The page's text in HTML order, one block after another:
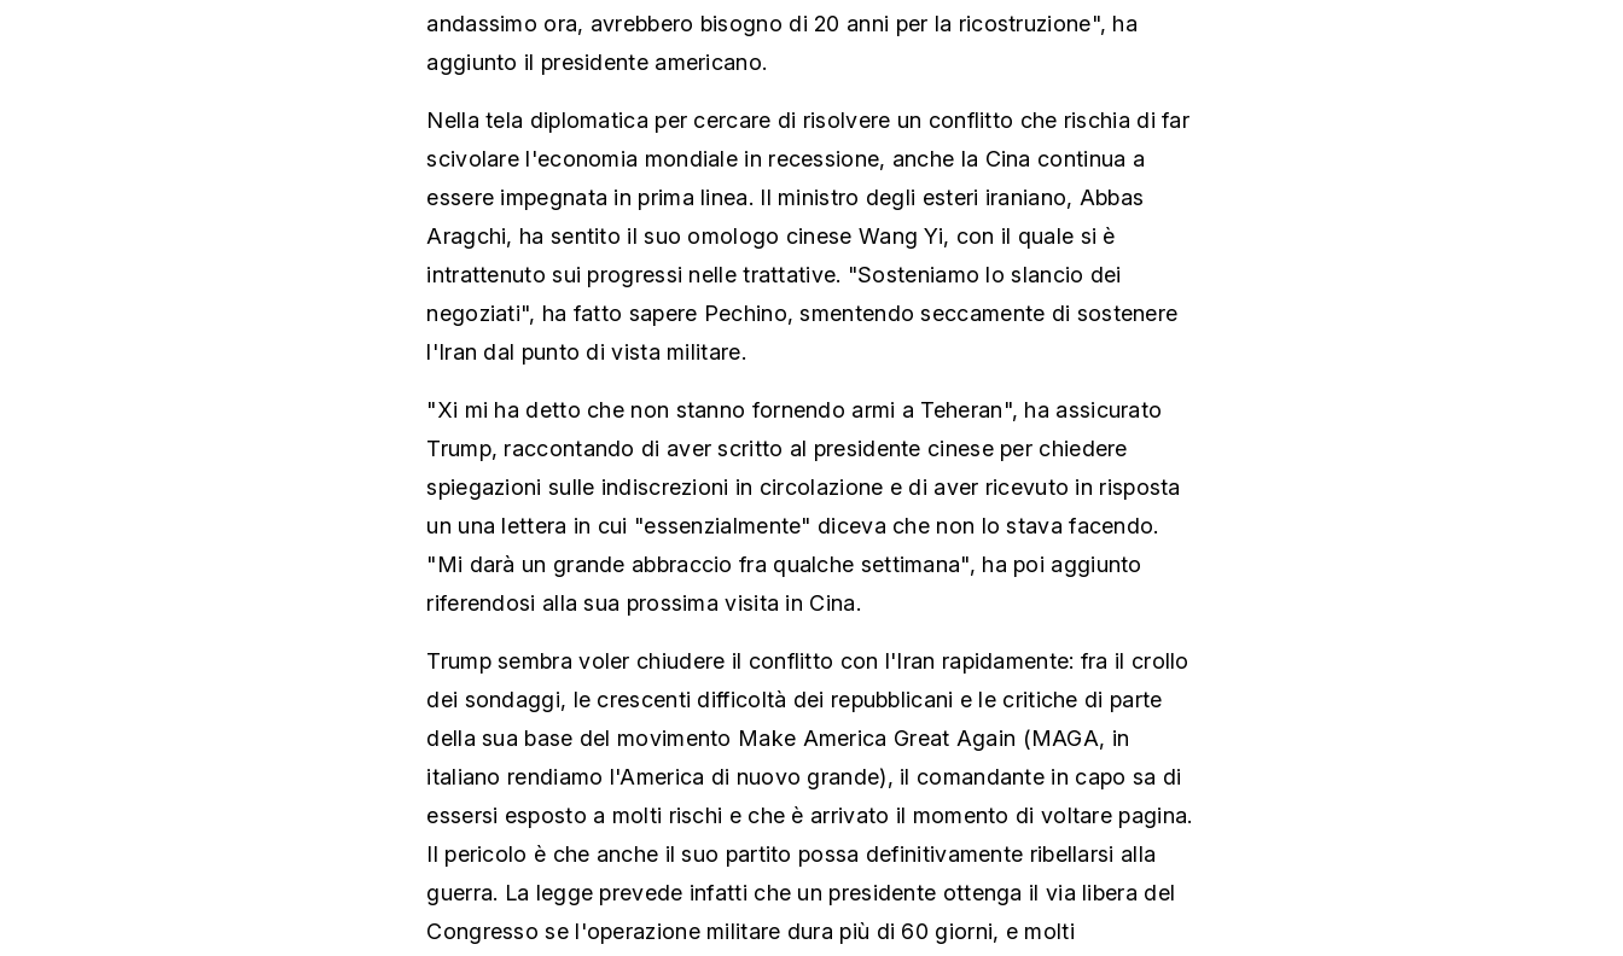
andassimo ora, avrebbero bisogno di 20 anni per la ricostruzione", ha
aggiunto il presidente americano.
Nella tela diplomatica per cercare di risolvere un conflitto che rischia di far
scivolare l'economia mondiale in recessione, anche la Cina continua a
essere impegnata in prima linea. Il ministro degli esteri iraniano, Abbas
Aragchi, ha sentito il suo omologo cinese Wang Yi, con il quale si è
intrattenuto sui progressi nelle trattative. "Sosteniamo lo slancio dei
negoziati", ha fatto sapere Pechino, smentendo seccamente di sostenere
l'Iran dal punto di vista militare.
"Xi mi ha detto che non stanno fornendo armi a Teheran", ha assicurato
Trump, raccontando di aver scritto al presidente cinese per chiedere
spiegazioni sulle indiscrezioni in circolazione e di aver ricevuto in risposta
un una lettera in cui "essenzialmente" diceva che non lo stava facendo.
"Mi darà un grande abbraccio fra qualche settimana", ha poi aggiunto
riferendosi alla sua prossima visita in Cina.
Trump sembra voler chiudere il conflitto con l'Iran rapidamente: fra il crollo
dei sondaggi, le crescenti difficoltà dei repubblicani e le critiche di parte
della sua base del movimento Make America Great Again (MAGA, in
italiano rendiamo l'America di nuovo grande), il comandante in capo sa di
essersi esposto a molti rischi e che è arrivato il momento di voltare pagina.
Il pericolo è che anche il suo partito possa definitivamente ribellarsi alla
guerra. La legge prevede infatti che un presidente ottenga il via libera del
Congresso se l'operazione militare dura più di 60 giorni, e molti